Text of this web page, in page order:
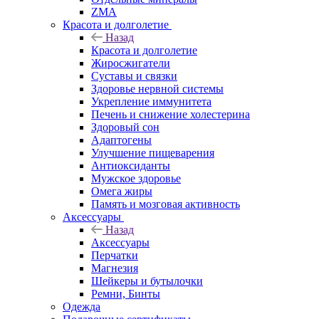
ZMA
Красота и долголетие
Назад
Красота и долголетие
Жиросжигатели
Суставы и связки
Здоровье нервной системы
Укрепление иммунитета
Печень и снижение холестерина
Здоровый сон
Адаптогены
Улучшение пищеварения
Антиоксиданты
Мужское здоровье
Омега жиры
Память и мозговая активность
Аксессуары
Назад
Аксессуары
Перчатки
Магнезия
Шейкеры и бутылочки
Ремни, Бинты
Одежда